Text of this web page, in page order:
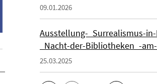
09.01.2026
Ausstellung-_Surrealismus-
_Nacht-der-Bibliotheken_-
25.03.2025